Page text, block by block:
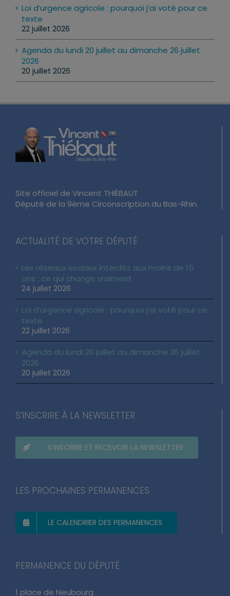
Loi d’urgence agricole : pourquoi j’ai voté pour ce
texte
22 juillet 2026
Agenda du lundi 20 juillet au dimanche 26 juillet
2026
20 juillet 2026
Site officiel de Vincent THIÉBAUT
Député de la 9ème Circonscription du Bas-Rhin.
ACTUALITÉ DE VOTRE DÉPUTÉ
Les réseaux sociaux interdits aux moins de 15
ans : ce qui change vraiment
24 juillet 2026
Loi d’urgence agricole : pourquoi j’ai voté pour ce
texte
22 juillet 2026
Agenda du lundi 20 juillet au dimanche 26 juillet
2026
20 juillet 2026
S’INSCRIRE À LA NEWSLETTER
S’INSCRIRE ET RECEVOIR LA NEWSLETTER
LES PROCHAINES PERMANENCES
LE CALENDRIER DES PERMANENCES
PERMANENCE DU DÉPUTÉ
1 place de Neubourg